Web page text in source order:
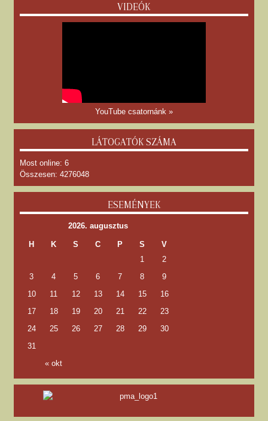
VIDEÓK
YouTube csatornánk »
LÁTOGATÓK SZÁMA
Most online: 6
Összesen: 4276048
ESEMÉNYEK
2026. augusztus
H K S C P S V
« okt
1
2
3
4 5 6 7 8
9
10
11 12 13 14 15
16
17
18 19 20 21 22
23
24
25 26 27 28 29
30
31